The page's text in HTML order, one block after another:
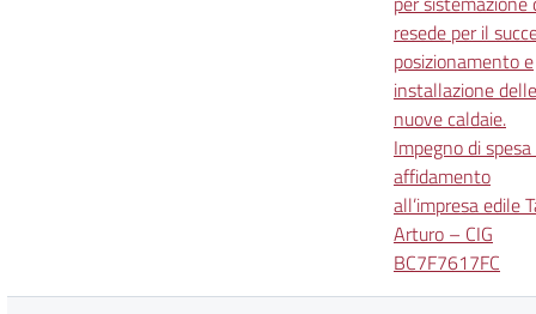
resede per il
posizionamento e
installazione delle
nuove caldaie.
Impegno di
affidamento
all’impresa edile
Arturo – CIG
BC7F7617FC